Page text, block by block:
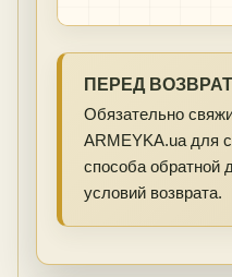
ПЕРЕД
Обязательно
ARMEYKA.ua для
способа обратной
условий возврата.